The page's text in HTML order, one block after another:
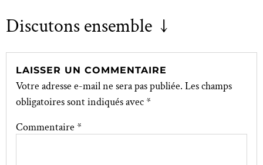
Discutons ensemble ↓
LAISSER UN COMMENTAIRE
Votre adresse e-mail ne sera pas publiée. Les champs
obligatoires sont indiqués avec*
Commentaire *